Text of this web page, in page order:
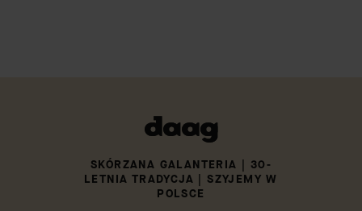
SKÓRZANA GALANTERIA | 30-
LETNIA TRADYCJA | SZYJEMY W
POLSCE